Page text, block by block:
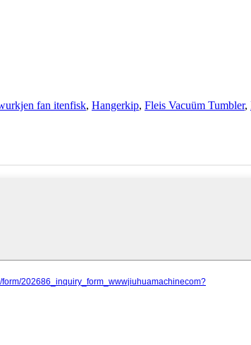
fan itenfisk, Hangerkip, Fleis Vacuüm Tumbler,